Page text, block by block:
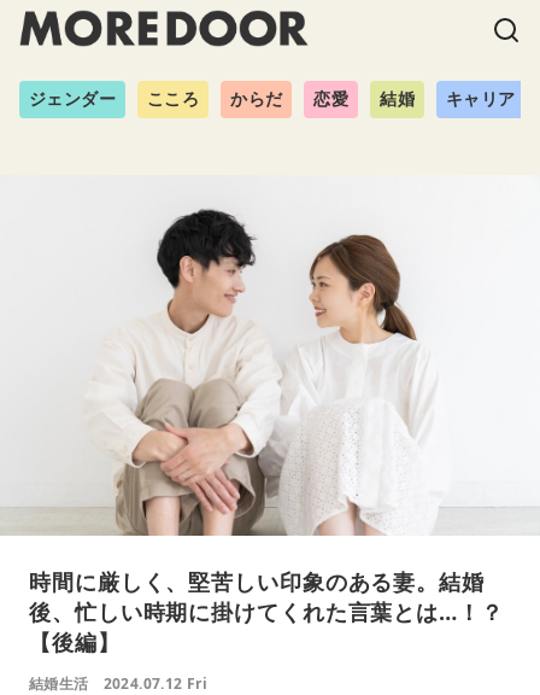
ジェンダー こころ からだ 恋愛 結婚 キャリア
時間に厳しく、堅苦しい印象のある妻。結婚
後、忙しい時期に掛けてくれた言葉とは…！？
【後編】
結婚生活 2024.07.12 Fri